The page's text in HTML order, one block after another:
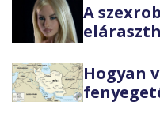
A
Hogyan